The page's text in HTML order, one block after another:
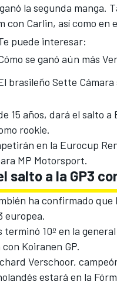
la segunda manga.
con Carlin, así como en
puede interesar:
se ganó aún más
brasileño Sette
15 años, dará el salto
rookie.
en la Eurocup
MP Motorsport.
salto a la GP3
ha confirmado que
europea.
terminó 10º en la
con Koiranen GP.
Verschoor,
estará en la